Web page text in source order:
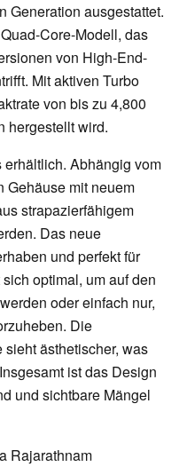
Generation ausgestattet.
Core-Modell, das
von High-End-
Mit aktiven Turbo
von bis zu 4,800
hergestellt wird.
Abhängig vom
Gehäuse mit neuem
strapazierfähigem
Das neue
und perfekt für
optimal, um auf den
oder einfach nur,
Die
ästhetischer, was
ist das Design
und sichtbare Mängel
Rajarathnam